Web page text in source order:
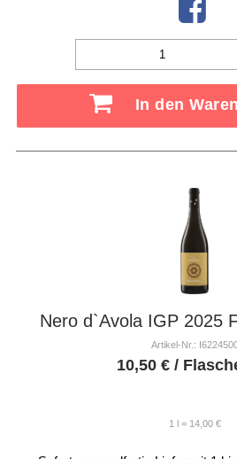
In den
Nero d`Avola IGP 2025
Artikel-Nr.:
10,50 €/
1 l = 14,00 €